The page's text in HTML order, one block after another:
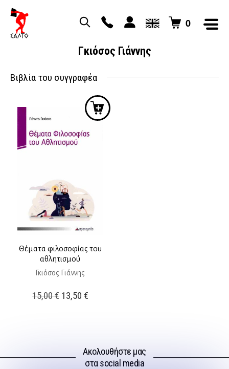
0
Γκιόσος Γιάννης
Βιβλία του συγγραφέα
Θέματα φιλοσοφίας του
αθλητισμού
Γκιόσος Γιάννης
15,00€ Original
13,50 €Η
13,50 €.
Ακολουθήστε μας
στα social media